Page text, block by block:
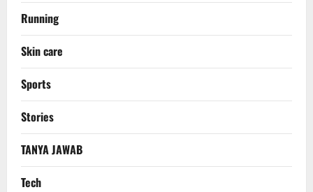
Running
Skin care
Sports
Stories
TANYA JAWAB
Tech